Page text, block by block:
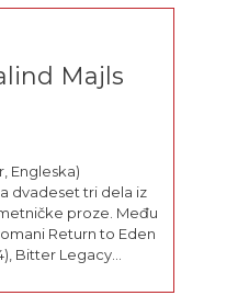
Majls
Engleska)
dvadeset tri dela iz
proze. Među
Return to Eden
Bitter Legacy
– I, Elisabeth (Ja,